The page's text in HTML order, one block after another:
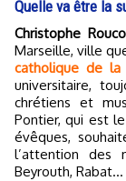
Quelle va être la
Christophe
Marseille, ville
catholique de la
universitaire,
chrétiens et
Pontier, qui est
évêques,
l’attention des
Beyrouth, Rabat...